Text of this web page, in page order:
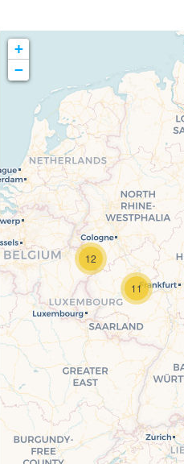
Travelers' Map wird
geladen …
Wenn du dies siehst,
nachdem deine Seite
vollständig geladen
wurde, fehlen leafletJS-
Dateien.
11
12
+
−